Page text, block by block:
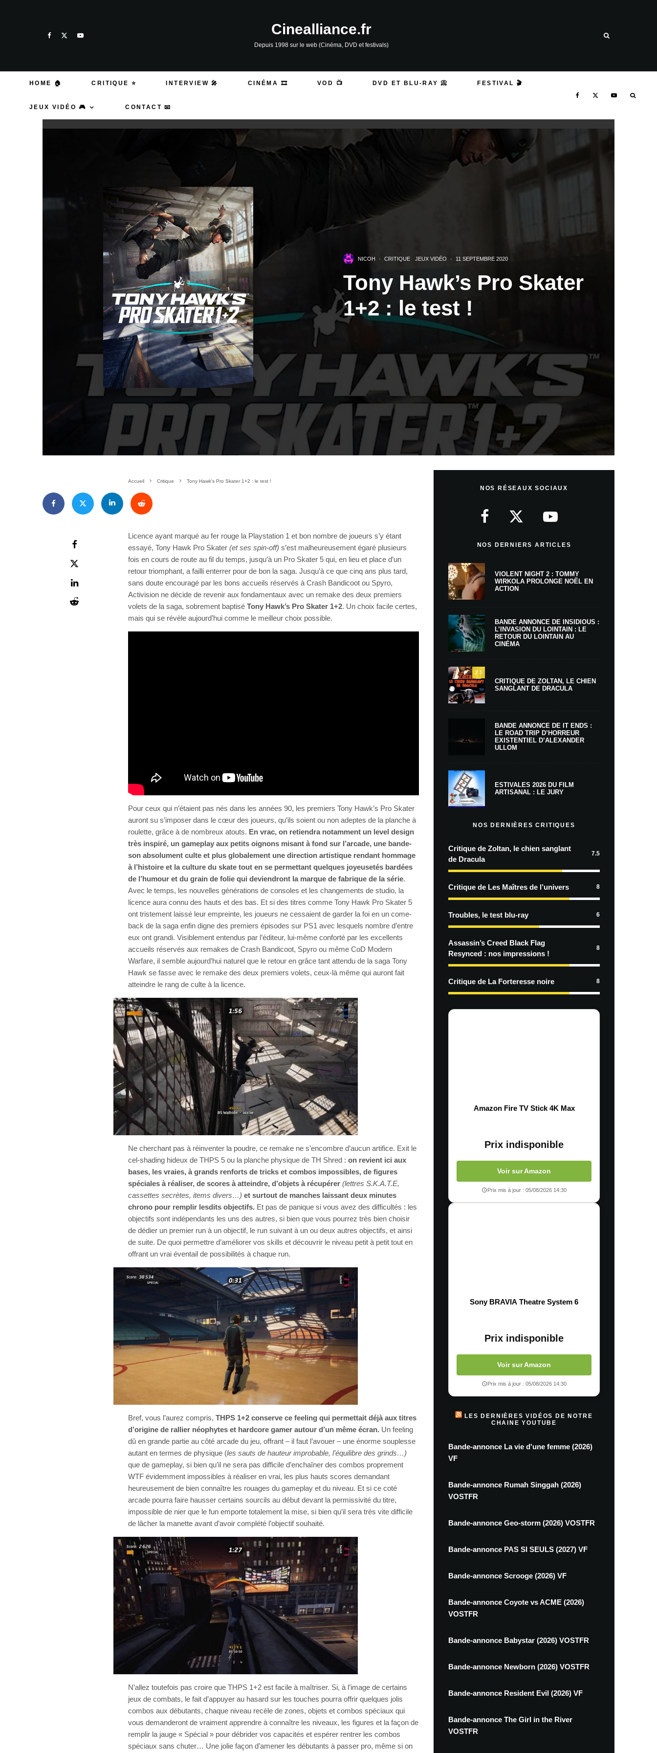
Cinealliance.fr
Depuis 1998 sur le web (Cinéma, DVD et festivals)
HOME 🏠 CRITIQUE ⭐ INTERVIEW 🎤 CINÉMA 🎞️ VOD 📺 DVD ET BLU-RAY 📀 FESTIVAL 🎬
JEUX VIDÉO 🎮 CONTACT 📧
NICOH · CRITIQUE JEUX VIDÉO · 11 SEPTEMBRE 2020
Tony Hawk’s Pro Skater
1+2 : le test !
Accueil Critique Tony Hawk’s Pro Skater 1+2 : le test !
Licence ayant marqué au fer rouge la Playstation 1 et bon nombre de joueurs s’y étant
essayé, Tony Hawk Pro Skater (et ses spin-off) s’est malheureusement égaré plusieurs
fois en cours de route au fil du temps, jusqu’à un Pro Skater 5 qui, en lieu et place d’un
retour triomphant, a failli enterrer pour de bon la saga. Jusqu’à ce que cinq ans plus tard,
sans doute encouragé par les bons accueils réservés à Crash Bandicoot ou Spyro,
Activision ne décide de revenir aux fondamentaux avec un remake des deux premiers
volets de la saga, sobrement baptisé Tony Hawk’s Pro Skater 1+2. Un choix facile certes,
mais qui se révèle aujourd’hui comme le meilleur choix possible.
Pour ceux qui n’étaient pas nés dans les années 90, les premiers Tony Hawk’s Pro Skater
auront su s’imposer dans le cœur des joueurs, qu’ils soient ou non adeptes de la planche à
roulette, grâce à de nombreux atouts. En vrac, on retiendra notamment un level design
très inspiré, un gameplay aux petits oignons misant à fond sur l’arcade, une bande-
son absolument culte et plus globalement une direction artistique rendant hommage
à l’histoire et la culture du skate tout en se permettant quelques joyeusetés bardées
de l’humour et du grain de folie qui deviendront la marque de fabrique de la série.
Avec le temps, les nouvelles générations de consoles et les changements de studio, la
licence aura connu des hauts et des bas. Et si des titres comme Tony Hawk Pro Skater 5
ont tristement laissé leur empreinte, les joueurs ne cessaient de garder la foi en un come-
back de la saga enfin digne des premiers épisodes sur PS1 avec lesquels nombre d’entre
eux ont grandi. Visiblement entendus par l’éditeur, lui-même conforté par les excellents
accueils réservés aux remakes de Crash Bandicoot, Spyro ou même CoD Modern
Warfare, il semble aujourd’hui naturel que le retour en grâce tant attendu de la saga Tony
Hawk se fasse avec le remake des deux premiers volets, ceux-là même qui auront fait
atteindre le rang de culte à la licence.
Ne cherchant pas à réinventer la poudre, ce remake ne s’encombre d’aucun artifice. Exit le
cel-shading hideux de THPS 5 ou la planche physique de TH Shred : on revient ici aux
bases, les vraies, à grands renforts de tricks et combos impossibles, de figures
spéciales à réaliser, de scores à atteindre, d’objets à récupérer (lettres S.K.A.T.E,
cassettes secrètes, items divers…) et surtout de manches laissant deux minutes
chrono pour remplir lesdits objectifs. Et pas de panique si vous avez des difficultés : les
objectifs sont indépendants les uns des autres, si bien que vous pourrez très bien choisir
de dédier un premier run à un objectif, le run suivant à un ou deux autres objectifs, et ainsi
de suite. De quoi permettre d’améliorer vos skills et découvrir le niveau petit à petit tout en
offrant un vrai éventail de possibilités à chaque run.
Bref, vous l’aurez compris, THPS 1+2 conserve ce feeling qui permettait déjà aux titres
d’origine de rallier néophytes et hardcore gamer autour d’un même écran. Un feeling
dû en grande partie au côté arcade du jeu, offrant – il faut l’avouer – une énorme souplesse
autant en termes de physique (les sauts de hauteur improbable, l’équilibre des grinds…)
que de gameplay, si bien qu’il ne sera pas difficile d’enchaîner des combos proprement
WTF évidemment impossibles à réaliser en vrai, les plus hauts scores demandant
heureusement de bien connaître les rouages du gameplay et du niveau. Et si ce coté
arcade pourra faire hausser certains sourcils au début devant la permissivité du titre,
impossible de nier que le fun emporte totalement la mise, si bien qu’il sera très vite difficile
de lâcher la manette avant d’avoir complété l’objectif souhaité.
N’allez toutefois pas croire que THPS 1+2 est facile à maîtriser. Si, à l’image de certains
jeux de combats, le fait d’appuyer au hasard sur les touches pourra offrir quelques jolis
combos aux débutants, chaque niveau recèle de zones, objets et combos spéciaux qui
vous demanderont de vraiment apprendre à connaître les niveaux, les figures et la façon de
remplir la jauge « Spécial » pour débrider vos capacités et espérer rentrer les combos
spéciaux sans chuter… Une jolie façon d’amener les débutants à passer pro, même si on
NOS RÉSEAUX SOCIAUX
NOS DERNIERS ARTICLES
VIOLENT NIGHT 2 : TOMMY
WIRKOLA PROLONGE NOËL EN
ACTION
BANDE ANNONCE DE INSIDIOUS :
L’INVASION DU LOINTAIN : LE
RETOUR DU LOINTAIN AU
CINÉMA
7.5
CRITIQUE DE ZOLTAN, LE CHIEN
SANGLANT DE DRACULA
BANDE ANNONCE DE IT ENDS :
LE ROAD TRIP D’HORREUR
EXISTENTIEL D’ALEXANDER
ULLOM
ESTIVALES 2026 DU FILM
ARTISANAL : LE JURY
NOS DERNIÈRES CRITIQUES
Critique de Zoltan, le chien sanglant
de Dracula
7.5
Critique de Les Maîtres de l’univers 8
Troubles, le test blu-ray 6
Assassin’s Creed Black Flag
Resynced : nos impressions !
8
Critique de La Forteresse noire 8
Amazon Fire TV Stick 4K Max
Prix indisponible
Voir sur Amazon
Prix mis à jour : 05/08/2026 14:30
Sony BRAVIA Theatre System 6
Prix indisponible
Voir sur Amazon
Prix mis à jour : 05/08/2026 14:30
LES DERNIÈRES VIDÉOS DE NOTRE
CHAINE YOUTUBE
Bande-annonce La vie d'une femme (2026)
VF
Bande-annonce Rumah Singgah (2026)
VOSTFR
Bande-annonce Geo-storm (2026) VOSTFR
Bande-annonce PAS SI SEULS (2027) VF
Bande-annonce Scrooge (2026) VF
Bande-annonce Coyote vs ACME (2026)
VOSTFR
Bande-annonce Babystar (2026) VOSTFR
Bande-annonce Newborn (2026) VOSTFR
Bande-annonce Resident Evil (2026) VF
Bande-annonce The Girl in the River
VOSTFR